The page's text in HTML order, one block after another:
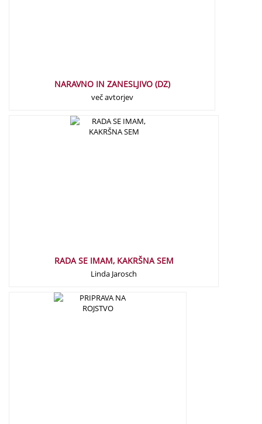
NARAVNO IN ZANESLJIVO (DZ)
več avtorjev
RADA SE IMAM, KAKRŠNA SEM
Linda Jarosch
20,00 €
16,50 €